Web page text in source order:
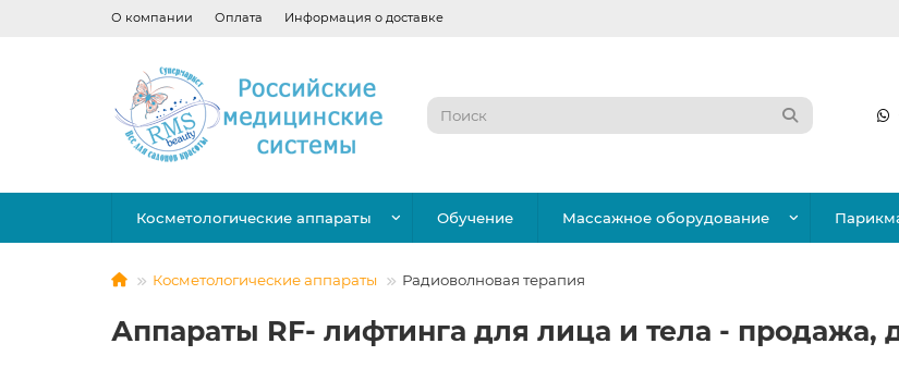
О компании Оплата Информация о доставке
Косметологические аппараты Обучение Массажное оборудование
Косметологические аппараты Радиоволновая терапия
Аппараты RF- лифтинга для лица и тела - продажа,